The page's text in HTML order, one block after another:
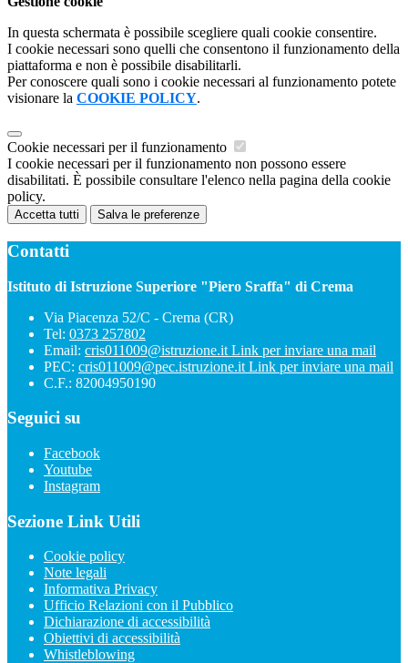
In questa schermata è possibile scegliere quali cookie consentire.
I cookie necessari sono quelli che consentono il funzionamento della
piattaforma e non è possibile disabilitarli.
Per conoscere quali sono i cookie necessari al funzionamento potete
visionare la COOKIE POLICY.
Cookie necessari per il funzionamento
I cookie necessari per il funzionamento non possono essere
disabilitati. È possibile consultare l'elenco nella pagina della cookie
policy.
Accetta tutti Salva le preferenze
Contatti
Istituto di Istruzione Superiore "Piero Sraffa" di Crema
Via Piacenza 52/C - Crema (CR)
Tel: 0373 257802
Email: cris011009@istruzione.it Link per inviare una mail
PEC: cris011009@pec.istruzione.it Link per inviare una mail
C.F.: 82004950190
Seguici su
Facebook
Youtube
Instagram
Sezione Link Utili
Cookie policy
Note legali
Informativa Privacy
Ufficio Relazioni con il Pubblico
Dichiarazione di accessibilità
Obiettivi di accessibilità
Whistleblowing